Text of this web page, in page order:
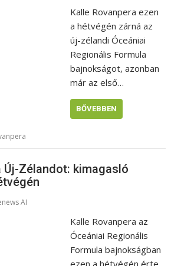
Kalle Rovanpera ezen
a hétvégén zárná az
új-zélandi Óceániai
Regionális Formula
bajnokságot, azonban
már az első…
BŐVEBBEN
Új-Zélandot: kimagasló
AI
Kalle Rovanpera az
Óceániai Regionális
Formula bajnokságban
ezen a hétvégén érte